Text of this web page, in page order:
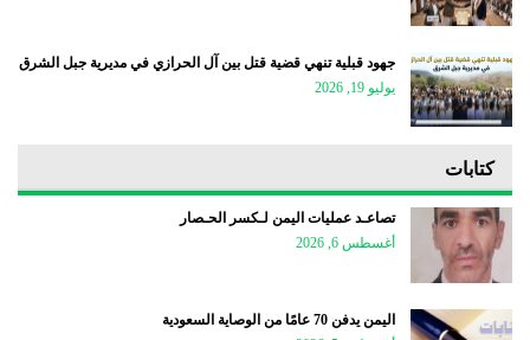
جهود قبلية تنهي قضية قتل بين آل الحرازي في مديرية جبل الشرق
يوليو 19, 2026
كتابات
تصاعـد عمليات اليمن لـكسر الحـصار
أغسطس 6, 2026
اليمن يدفن 70 عامًا من الوصاية السعودية